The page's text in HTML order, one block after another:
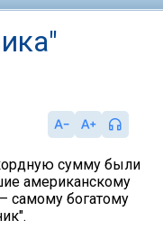
сумму были
американскому
самому богатому